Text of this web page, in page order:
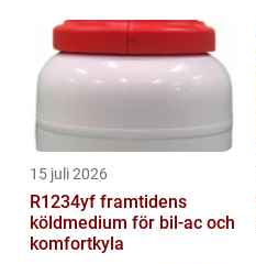
15 juli 2026
R1234yf framtidens
köldmedium för bil-ac och
komfortkyla